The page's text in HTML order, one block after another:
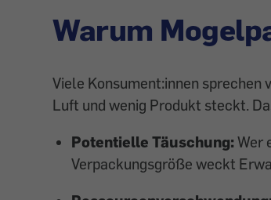
Warum
Viele Konsument:innen sprechen
Luft und wenig Produkt steckt.
Potentielle Täuschung: Wer
Verpackungsgröße weckt